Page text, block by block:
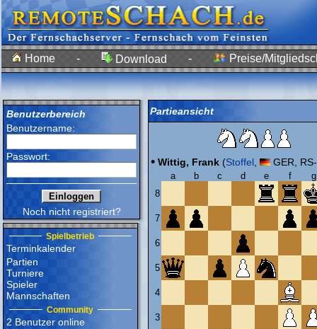
Home - Download - Preise/
Benutzerbereich
Benutzername:
Passwort:
Noch nicht registriert?
Spielbetrieb
Terminkalender
Partien
Turniere
Spieler
Mannschaften
Community
2 Benutzer online
Partieansicht
• Wittig, Frank (Stoffel GER,
a b c d e f
g
8
7
6
5
4
3